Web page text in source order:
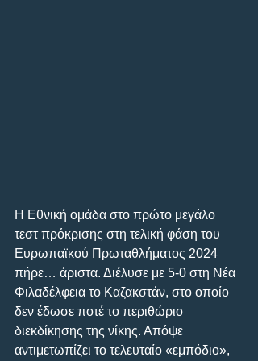
Η Εθνική ομάδα στο πρώτο μεγάλο
τεστ πρόκρισης στη τελική φάση του
Ευρωπαϊκού Πρωταθλήματος 2024
πήρε… άριστα. Διέλυσε με 5-0 στη Νέα
Φιλαδέλφεια το Καζακστάν, στο οποίο
δεν έδωσε ποτέ το περιθώριο
διεκδίκησης της νίκης. Απόψε
αντιμετωπίζει το τελευταίο «εμπόδιο»,